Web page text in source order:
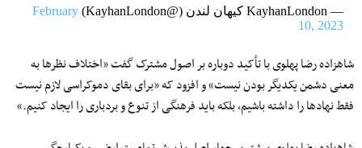
— KayhanLondon کیهان لندن (@KayhanLondon)
February
10, 2023
شاهزاده رضا پهلوی با تأکید دوباره بر اصول مشترک گفت «اختلاف نظرها به
معنی دشمن یکدیگر بودن نیست» و افزود که «برای بقای دموکراسی لازم نیست
فقط نهادها را داشته باشیم،‌ بلکه باید فرهنگی از تنوع و بردباری را ایجاد کنیم.»